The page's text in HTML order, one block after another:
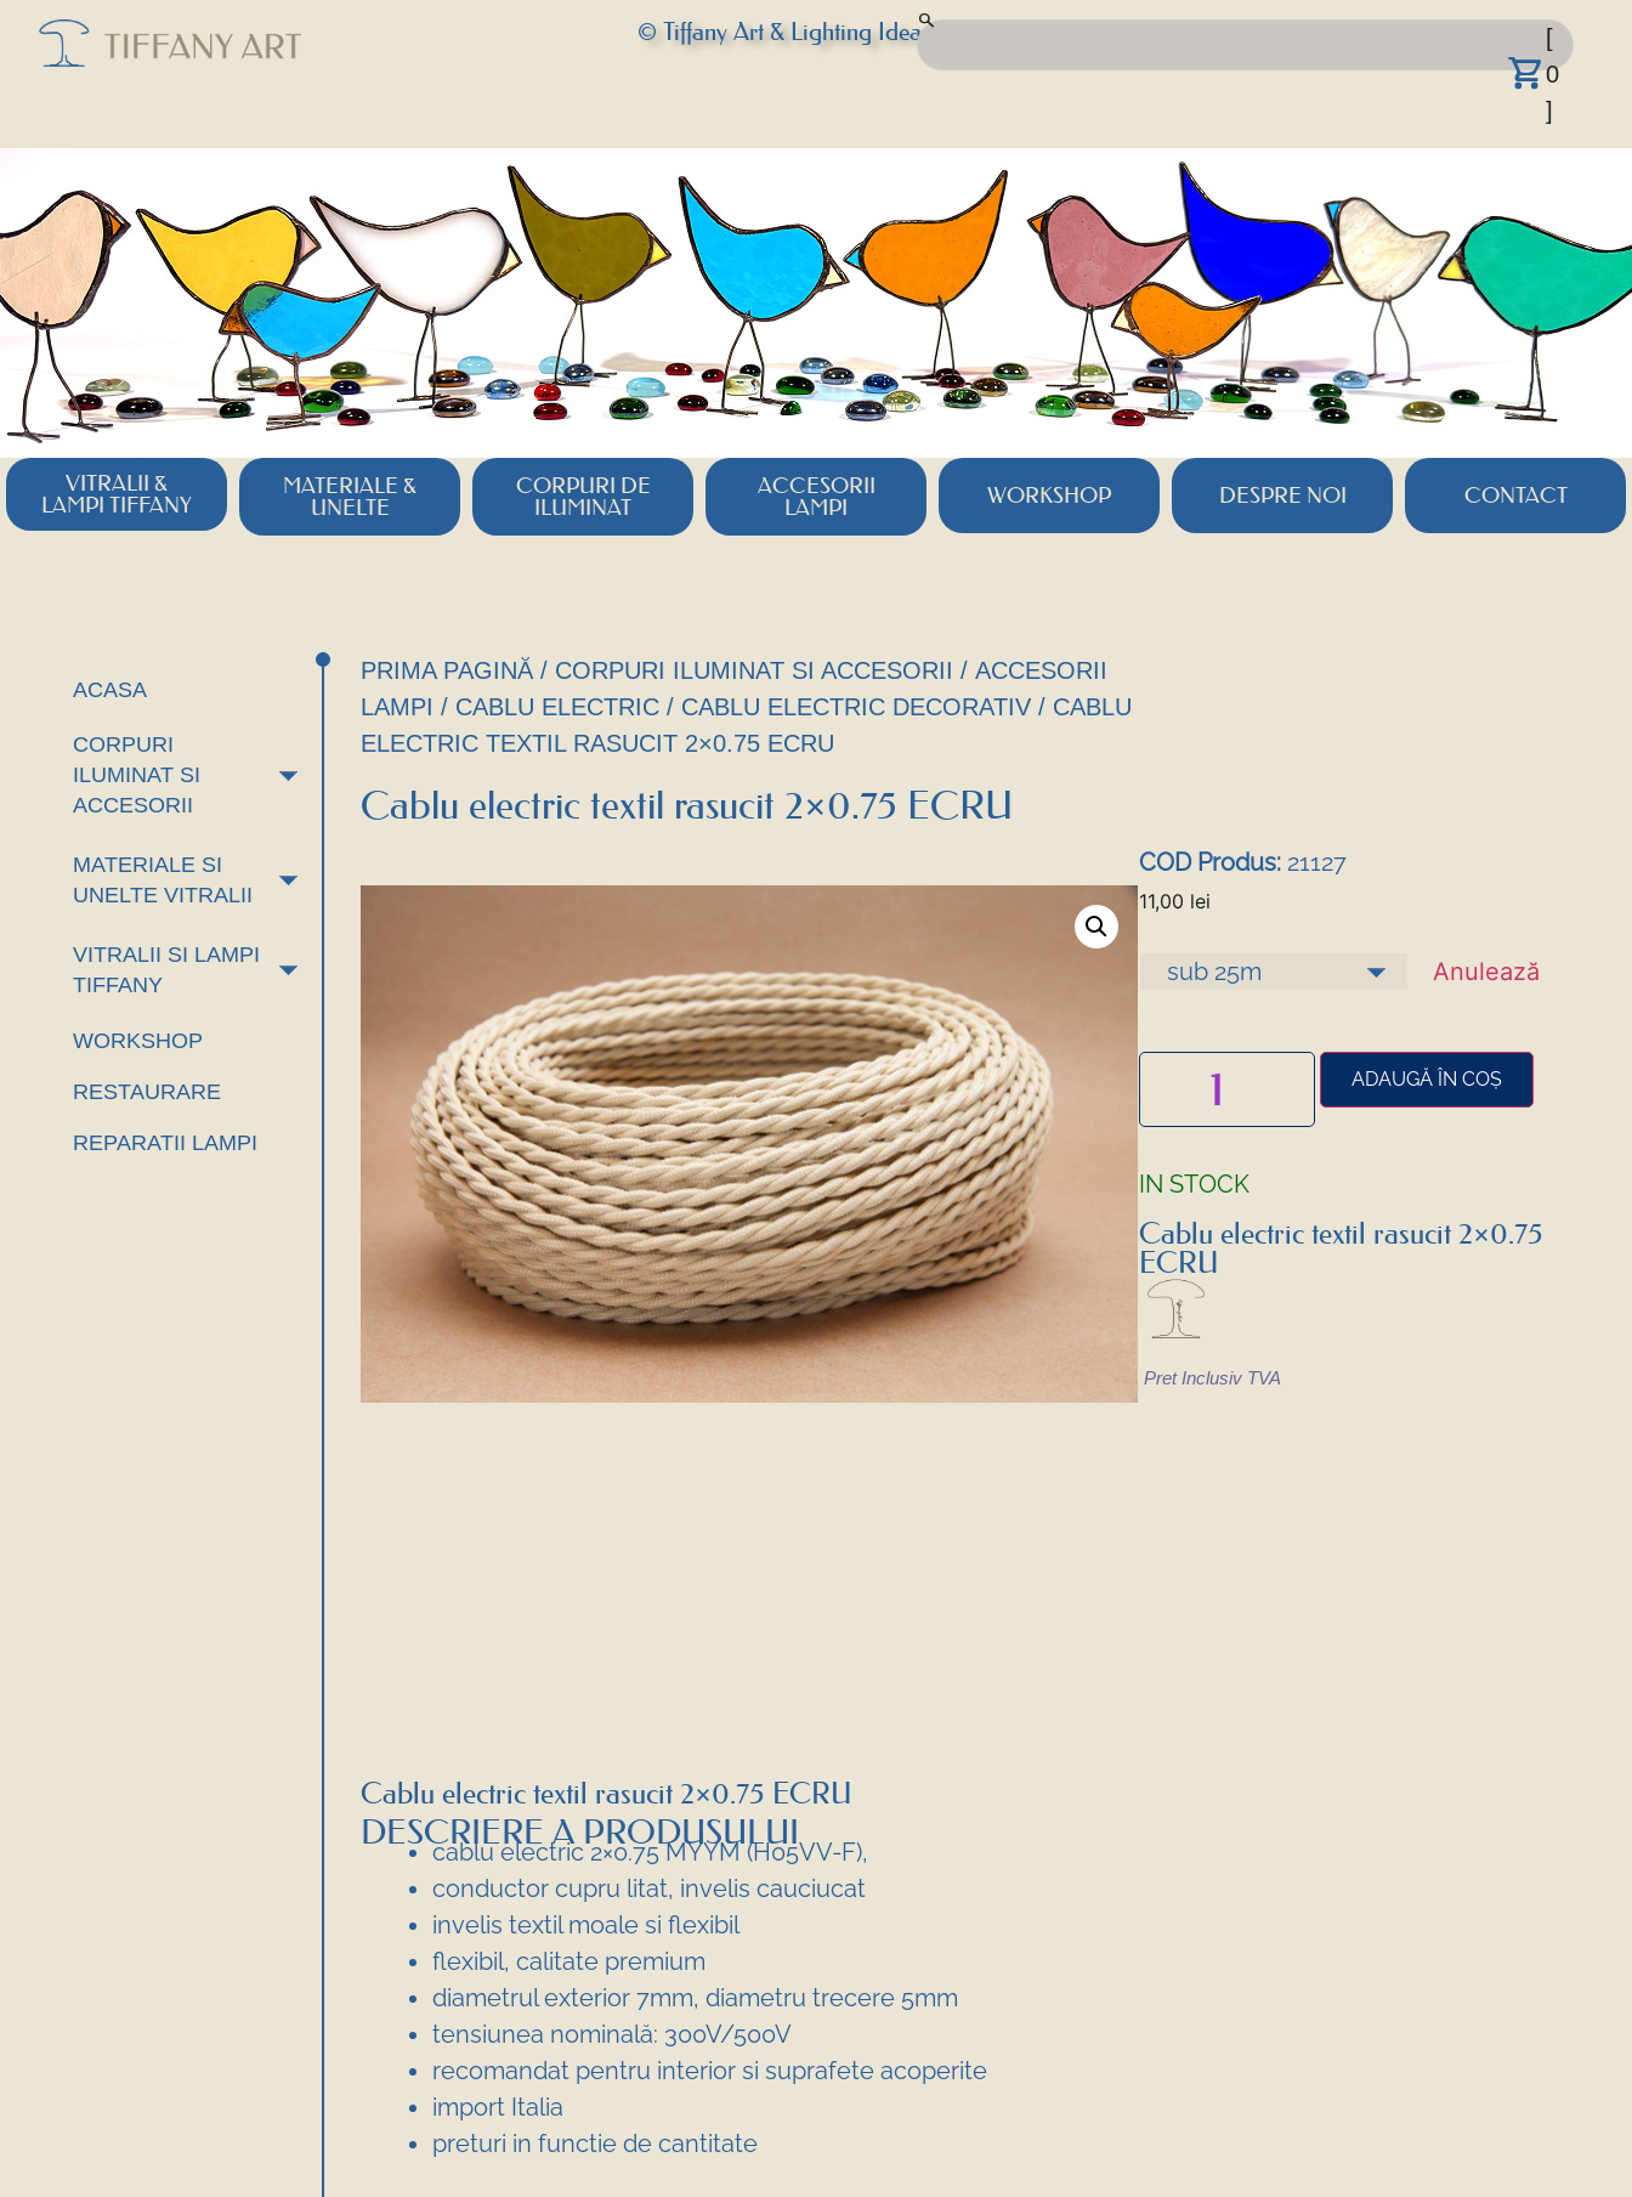
© Tiffany Art & Lighting Idea
[
0
]
VITRALII &
LAMPI TIFFANY
MATERIALE &
UNELTE
CORPURI DE
ILUMINAT
ACCESORII
LAMPI
WORKSHOP DESPRE NOI CONTACT
ACASA
+
CORPURI
ILUMINAT SI
ACCESORII
+
MATERIALE SI
UNELTE VITRALII
+
VITRALII SI LAMPI
TIFFANY
WORKSHOP
RESTAURARE
REPARATII LAMPI
PRIMA PAGINĂ / CORPURI ILUMINAT SI ACCESORII /ACCESORII
LAMPI / CABLU ELECTRIC / CABLU ELECTRIC DECORATIV / CABLU
ELECTRIC TEXTIL RASUCIT 2×0.75 ECRU
Cablu electric textil rasucit 2×0.75 ECRU
COD Produs: 21127
11,00 lei
Anulează
ADAUGĂ ÎN COȘ
IN STOCK
Cablu electric textil rasucit 2×0.75
ECRU
Pret Inclusiv TVA
Cablu electric textil rasucit 2×0.75 ECRU
DESCRIERE A PRODUSULUI
cablu electric 2×0.75 MYYM (H05VV-F),
conductor cupru litat, invelis cauciucat
invelis textil moale si flexibil
flexibil, calitate premium
diametrul exterior 7mm, diametru trecere 5mm
tensiunea nominală: 300V/500V
recomandat pentru interior si suprafete acoperite
import Italia
preturi in functie de cantitate